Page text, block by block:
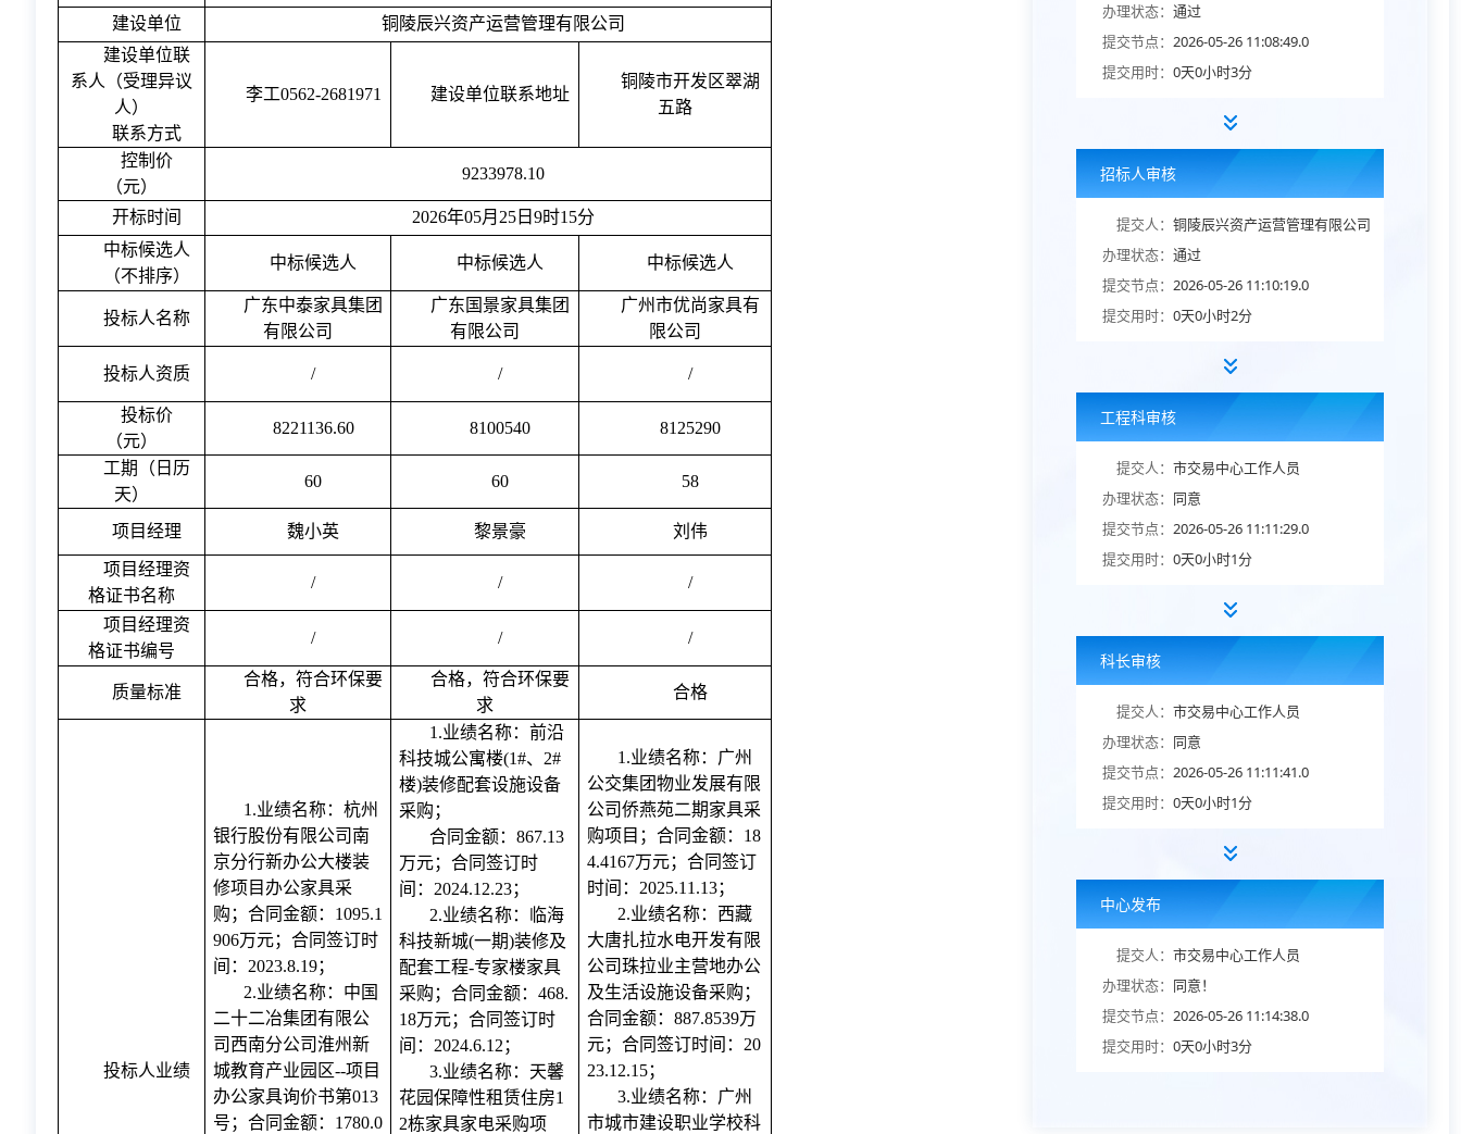
建设单位
铜陵辰兴资产运营管理有限公司
建设单位联
系人（受理异议
人）
联系方式
李工0562-2681971 建设单位联系地址
铜陵市开发区翠湖
五路
控制价
（元）
9233978.10
开标时间
2026年05月25日9时15分
中标候选人
（不排序）
中标候选人 中标候选人 中标候选人
投标人名称
广东中泰家具集团
有限公司
广东国景家具集团
有限公司
广州市优尚家具有
限公司
投标人资质 / / /
投标价
（元）
8221136.60 8100540 8125290
工期（日历
天）
60 60 58
项目经理 魏小英 黎景豪 刘伟
项目经理资
格证书名称
/ / /
项目经理资
格证书编号
/ / /
质量标准
合格，符合环保要
求
合格，符合环保要
求
合格
投标人业绩
1.业绩名称： 杭州
银行股份有限公司南
京分行新办公大楼装
修项目办公家具采
购 ；合同金额： 1095.1
906万元；合同签订时
间：2023.8.19；
2.业绩名称： 中国
二十二冶集团有限公
司西南分公司淮州新
城教育产业园区--项目
办公家具询价书第013
号 ；合同金额： 1780.0
1.业绩名称： 前沿
科技城公寓楼(1#、2#
楼)装修配套设施设备
采购 ；
合同金额： 867.13
万元；合同签订时
间： 2024.12.23；
2.业绩名称：临海
科技新城(一期)装修及
配套工程-专家楼家具
采购；合同金额：468.
18万元；合同签订时
间：2024.6.12；
3.业绩名称：天馨
花园保障性租赁住房1
2栋家具家电采购项
1.业绩名称： 广州
公交集团物业发展有限
公司侨燕苑二期家具采
购项目 ；合同金额： 18
4.4167万元；合同签订
时间： 2025.11.13；
2.业绩名称：西藏
大唐扎拉水电开发有限
公司珠拉业主营地办公
及生活设施设备采购；
合同金额：887.8539万
元；合同签订时间：20
23.12.15；
3.业绩名称：广州
市城市建设职业学校科
办理状态： 通过
提交节点： 2026-05-26 11:08:49.0
提交用时： 0天0小时3分
招标人审核
提交人： 铜陵辰兴资产运营管理有限公司
办理状态： 通过
提交节点： 2026-05-26 11:10:19.0
提交用时： 0天0小时2分
工程科审核
提交人： 市交易中心工作人员
办理状态： 同意
提交节点： 2026-05-26 11:11:29.0
提交用时： 0天0小时1分
科长审核
提交人： 市交易中心工作人员
办理状态： 同意
提交节点： 2026-05-26 11:11:41.0
提交用时： 0天0小时1分
中心发布
提交人： 市交易中心工作人员
办理状态： 同意！
提交节点： 2026-05-26 11:14:38.0
提交用时： 0天0小时3分